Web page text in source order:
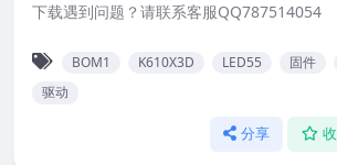
下载遇到问题？请联系客服QQ787514054
BOM1 K610X3D LED55 固件
驱动
分享